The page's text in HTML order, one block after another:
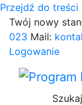
Przejdź do treści
Twój nowy
023 Mail:
Logowanie